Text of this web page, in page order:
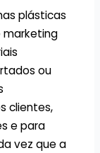
plásticas
marketing
ou
clientes,
e para
vez que a